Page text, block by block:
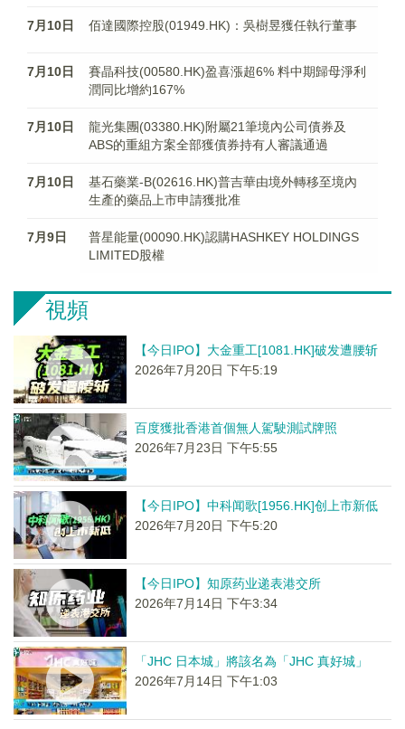
7月10日 佰達國際控股(01949.HK)：吳樹昱獲任執行董事
7月10日
賽晶科技(00580.HK)盈喜漲超6% 料中期歸母淨利
潤同比增約167%
7月10日
龍光集團(03380.HK)附屬21筆境內公司債券及
ABS的重組方案全部獲債券持有人審議通過
7月10日
基石藥業-B(02616.HK)普吉華由境外轉移至境內
生產的藥品上市申請獲批准
7月9日
普星能量(00090.HK)認購HASHKEY HOLDINGS
LIMITED股權
視頻
【今日IPO】大金重工[1081.HK]破发遭腰斩
2026年7月20日 下午5:19
百度獲批香港首個無人駕駛測試牌照
2026年7月23日 下午5:55
【今日IPO】中科闻歌[1956.HK]创上市新低
2026年7月20日 下午5:20
【今日IPO】知原药业递表港交所
2026年7月14日 下午3:34
「JHC 日本城」將該名為「JHC 真好城」
2026年7月14日 下午1:03